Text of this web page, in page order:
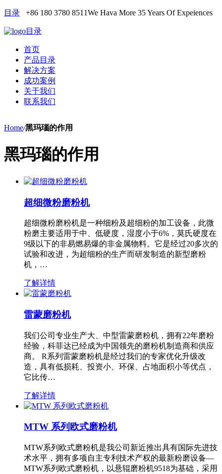
目录 +86 180 3780 8511We Hava More 35 Years Of Expeiences
目录
首页
产品目录
解决方案
成功案例
关于我们
联系我们
Home/黑玛瑙的作用
黑玛瑙的作用
超细微粉磨粉机
超细微粉磨粉机是一种细粉及超细粉的加工设备，此微
粉磨主要适用于中、低硬度，湿度小于6%，莫氏硬度在
9级以下的非易燃易爆的非金属物料。它是经过20多次的
试验和改进，为超细粉的生产而研发制造的新型磨粉
机，…
了解详情
雷蒙磨粉机
我们公司专业生产大、中型雷蒙磨粉机，拥有22年磨粉
经验，科菲达已经成为中国领先的磨粉机制造商和供应
商。 R系列雷蒙磨粉机是经过我们的专家优化升级改
造，具有低损耗、投资小、环保、占地面积小等优点，
它比传…
了解详情
MTW 系列欧式磨粉机
MTW系列欧式磨粉机是我公司新近推出具有国际先进技
术水平，拥有多项自主专利技术产权的最新粉磨设备—
MTW系列欧式磨粉机，以悬辊磨粉机9518为基础，采用